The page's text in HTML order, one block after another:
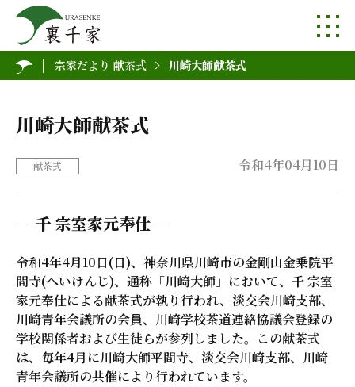
宗家だより 献茶式 川崎大師献茶式
川崎大師献茶式
献茶式 令和4年04月10日
― 千 宗室家元奉仕 ―
令和4年4月10日(日)、神奈川県川崎市の金剛山金乗院平
間寺(へいけんじ)、通称「川崎大師」において、千 宗室
家元奉仕による献茶式が執り行われ、淡交会川崎支部、
川崎青年会議所の会員、川崎学校茶道連絡協議会登録の
学校関係者および生徒らが参列しました。この献茶式
は、毎年4月に川崎大師平間寺、淡交会川崎支部、川崎
青年会議所の共催により行われています。